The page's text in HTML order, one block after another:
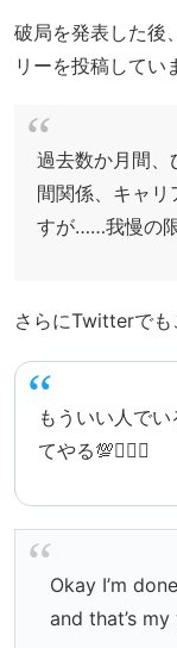
破局を発表した後
リーを投稿してい
過去数か月間、
間関係、キャリ
すが……我慢の限
さらにTwitterでも
もういい人で
てやる💯🤷🏽‍♀️
Okay I’m
and that’s my